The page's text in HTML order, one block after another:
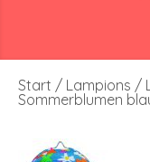
Start / Lampions /
Sommerblumen